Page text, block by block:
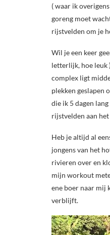
( waar ik
goreng moet
rijstvelden om je
Wil je een keer
letterlijk, hoe leuk
complex ligt
plekken geslapen
die ik 5 dagen
rijstvelden aan
Heb je altijd al
jongens van het
rivieren over en
mijn workout
ene boer naar mij
verblijft.